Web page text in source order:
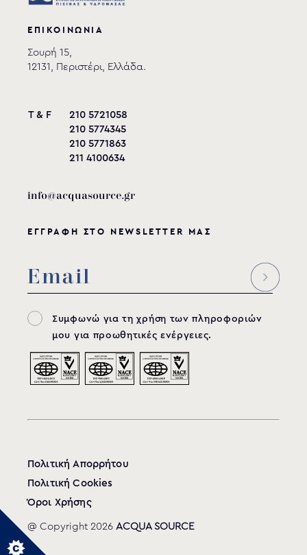
ΕΠΙΚΟΙΝΩΝΙΑ
Σουρή 15,
12131, Περιστέρι, Ελλάδα.
T & F
210 5721058
210 5774345
210 5771863
211 4100634
info@acquasource.gr
ΕΓΓΡΑΦΗ ΣΤΟ NEWSLETTER ΜΑΣ
Συμφωνώ για τη χρήση των πληροφοριών
μου για προωθητικές ενέργειες.
Πολιτική Απορρήτου
Πολιτική Cookies
Όροι Χρήσης
@ Copyright 2026 ACQUA SOURCE